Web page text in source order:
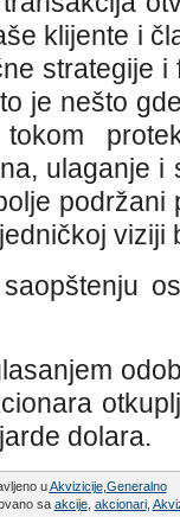
klijente i
strategije
je nešto
tokom
ulaganje
viziji
dolara.
uAkvizicije, Generalno
sa akcije, akcionari,